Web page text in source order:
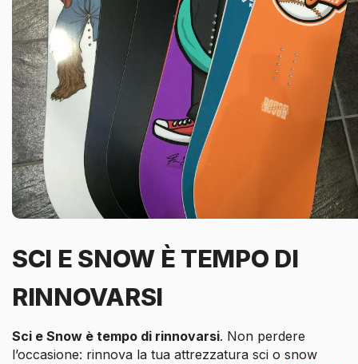
SCI E SNOW È TEMPO DI
RINNOVARSI
Sci e Snow è tempo di rinnovarsi. Non perdere
l’occasione: rinnova la tua attrezzatura sci o snow